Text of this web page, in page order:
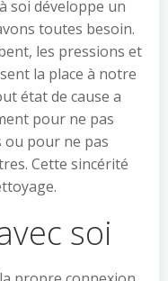
soi développe un
toutes besoin.
les pressions et
la place à notre
état de cause a
pour ne pas
ou pour ne pas
Cette sincérité
soi